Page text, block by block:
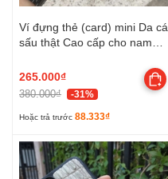
Ví đựng thẻ (card) mini Da cá
sấu thật Cao cấp cho nam
265.000₫
380.000₫ -31%
Hoặc trả trước 88.333₫